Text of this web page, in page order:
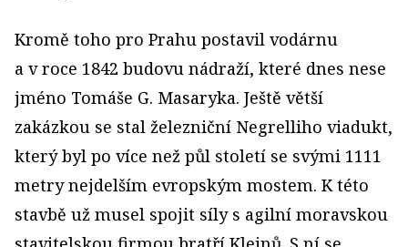
Kromě toho pro Prahu postavil vodárnu
a v roce 1842 budovu nádraží, které dnes nese
jméno Tomáše G. Masaryka. Ještě větší
zakázkou se stal železniční Negrelliho viadukt,
který byl po více než půl století se svými 1111
metry nejdelším evropským mostem. K této
stavbě už musel spojit síly s agilní moravskou